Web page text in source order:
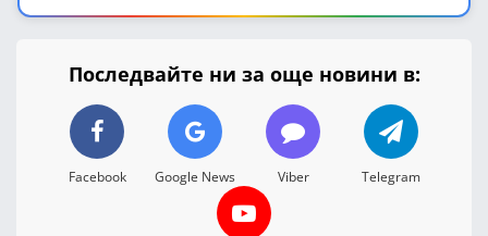
Последвайте ни за още новини в:
Facebook Google News Viber Telegram